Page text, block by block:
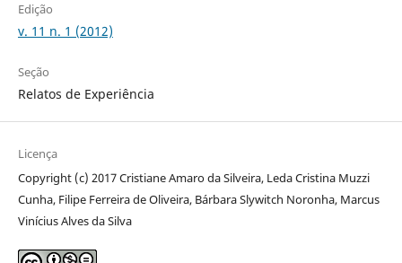
Edição
v. 11 n. 1 (2012)
Seção
Relatos de Experiência
Licença
Copyright (c) 2017 Cristiane Amaro da Silveira, Leda Cristina Muzzi
Cunha, Filipe Ferreira de Oliveira, Bárbara Slywitch Noronha, Marcus
Vinícius Alves da Silva